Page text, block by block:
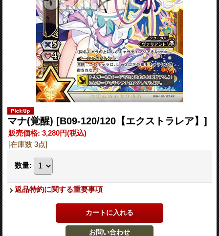
マナ(覚醒) [B09-120/120【エクストラレア】]
販売価格: 3,280円(税込)
[在庫数 3点]
数量:
返品特約に関する重要事項